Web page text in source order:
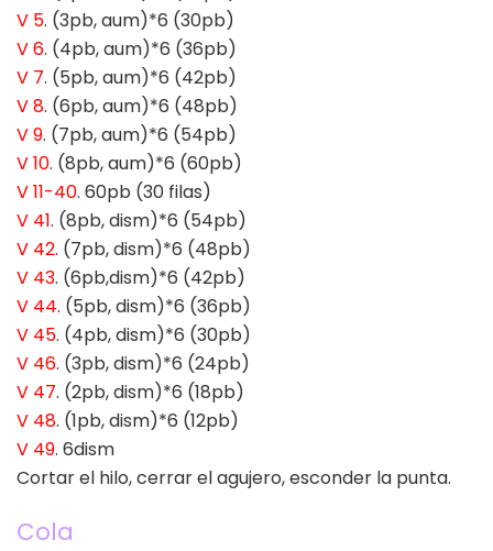
V 5. (3pb, aum)*6 (30pb)
V 6. (4pb, aum)*6 (36pb)
V 7. (5pb, aum)*6 (42pb)
V 8. (6pb, aum)*6 (48pb)
V 9. (7pb, aum)*6 (54pb)
V 10. (8pb, aum)*6 (60pb)
V 11-40. 60pb (30 filas)
V 41. (8pb, dism)*6 (54pb)
V 42. (7pb, dism)*6 (48pb)
V 43. (6pb,dism)*6 (42pb)
V 44. (5pb, dism)*6 (36pb)
V 45. (4pb, dism)*6 (30pb)
V 46. (3pb, dism)*6 (24pb)
V 47. (2pb, dism)*6 (18pb)
V 48. (1pb, dism)*6 (12pb)
V 49. 6dism
Cortar el hilo, cerrar el agujero, esconder la punta.
Cola